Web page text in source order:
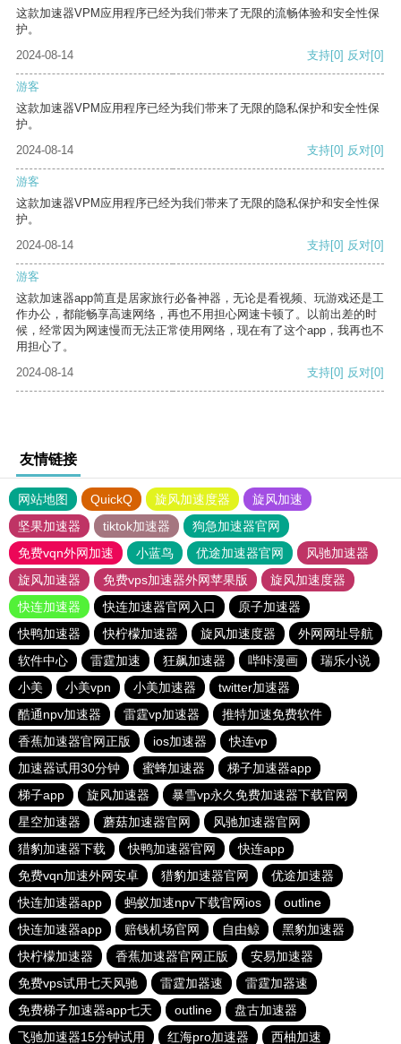
这款加速器VPM应用程序已经为我们带来了无限的流畅体验和安全性保
护。
2024-08-14
支持[0] 反对[0]
游客
这款加速器VPM应用程序已经为我们带来了无限的隐私保护和安全性保
护。
2024-08-14
支持[0] 反对[0]
游客
这款加速器VPM应用程序已经为我们带来了无限的隐私保护和安全性保
护。
2024-08-14
支持[0] 反对[0]
游客
这款加速器app简直是居家旅行必备神器，无论是看视频、玩游戏还是工
作办公，都能畅享高速网络，再也不用担心网速卡顿了。以前出差的时
候，经常因为网速慢而无法正常使用网络，现在有了这个app，我再也不
用担心了。
2024-08-14
支持[0] 反对[0]
友情链接
网站地图 QuickQ 旋风加速度器
旋风加速
坚果加速器
tiktok加速器
狗急加速器官网
免费vqn外网加速
小蓝鸟 优途加速器官网
风驰加速器
旋风加速器
免费vps加速器外网苹果版
旋风加速度器
快连加速器
快连加速器官网入口
原子加速器
快鸭加速器
快柠檬加速器 旋风加速度器
外网网址导航
软件中心
雷霆加速 狂飙加速器 哔咔漫画
瑞乐小说
小美
小美vpn 小美加速器
twitter加速器
酷通npv加速器
雷霆vp加速器
推特加速免费软件
香蕉加速器官网正版
ios加速器
快连vp
加速器试用30分钟
蜜蜂加速器
梯子加速器app
梯子app
旋风加速器
暴雪vp永久免费加速器下载官网
星空加速器
蘑菇加速器官网
风驰加速器官网
猎豹加速器下载
快鸭加速器官网
快连app
免费vqn加速外网安卓
猎豹加速器官网
优途加速器
快连加速器app
蚂蚁加速npv下载官网ios
outline
快连加速器app
赔钱机场官网 自由鲸
黑豹加速器
快柠檬加速器
香蕉加速器官网正版
安易加速器
免费vps试用七天风驰
雷霆加器速
雷霆加器速
免费梯子加速器app七天
outline
盘古加速器
飞驰加速器15分钟试用
红海pro加速器 西柚加速